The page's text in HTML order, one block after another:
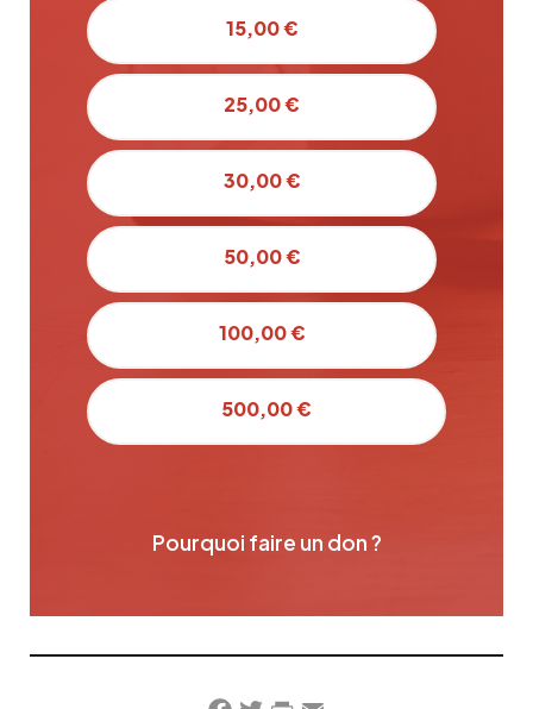
15,00 €
25,00 €
30,00 €
50,00 €
100,00 €
500,00 €
Pourquoi faire un don ?